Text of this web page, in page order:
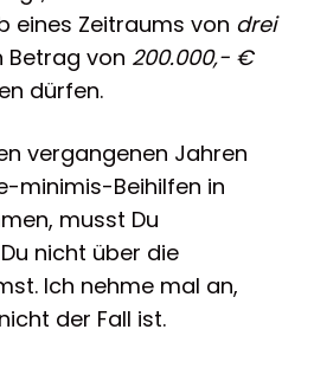
eines Zeitraums von drei
Betrag von 200.000,- €
dürfen.
vergangenen Jahren
minimis-Beihilfen in
musst Du
nicht über die
Ich nehme mal an,
der Fall ist.